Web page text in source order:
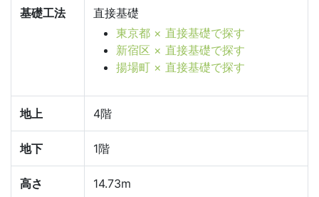
基礎工法
直接基礎
東京都 × 直接基礎で探す
新宿区 × 直接基礎で探す
揚場町 × 直接基礎で探す
地上 4階
地下 1階
高さ 14.73m